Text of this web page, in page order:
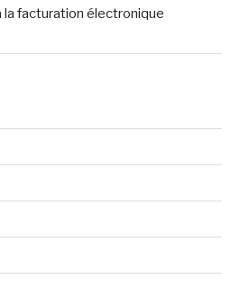
la facturation électronique